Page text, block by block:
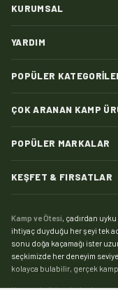
KURUMSAL
YARDIM
POPÜLER
ÇOK ARANAN KAMP
POPÜLER MARKALAR
KEŞFET & FIRSATLAR
Kamp ve Ötesi, çadırdan
ihtiyaç duyduğu her şeyi tek
sonu doğa kaçamağı ister
seçkimizde her deneyim
kolayca bulabilir, gerçek